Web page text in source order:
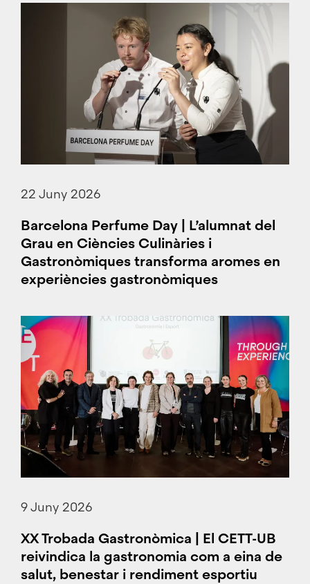
22 Juny 2026
Barcelona Perfume Day | L’alumnat del
Grau en Ciències Culinàries i
Gastronòmiques transforma aromes en
experiències gastronòmiques
9 Juny 2026
XX Trobada Gastronòmica | El CETT-UB
reivindica la gastronomia com a eina de
salut, benestar i rendiment esportiu